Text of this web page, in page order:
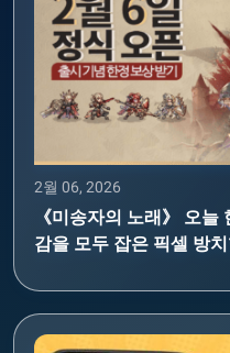
2월 06, 2026
《미송자의 노래》 오
감을 모두 잡은 픽셀 방